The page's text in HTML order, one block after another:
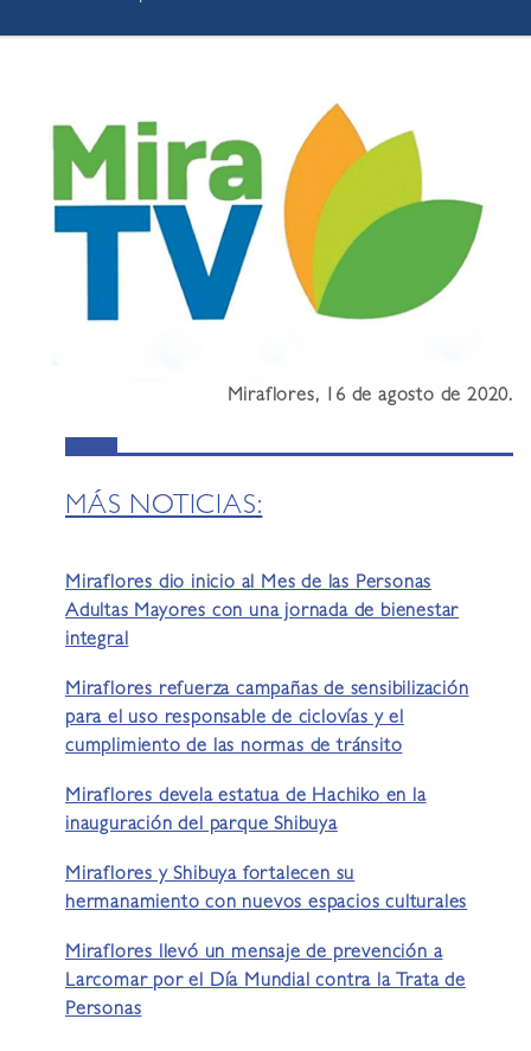
Miraflores, 16 de agosto de 2020.
MÁS NOTICIAS:
Miraflores dio inicio al Mes de las Personas
Adultas Mayores con una jornada de bienestar
integral
Miraflores refuerza campañas de sensibilización
para el uso responsable de ciclovías y el
cumplimiento de las normas de tránsito
Miraflores devela estatua de Hachiko en la
inauguración del parque Shibuya
Miraflores y Shibuya fortalecen su
hermanamiento con nuevos espacios culturales
Miraflores llevó un mensaje de prevención a
Larcomar por el Día Mundial contra la Trata de
Personas